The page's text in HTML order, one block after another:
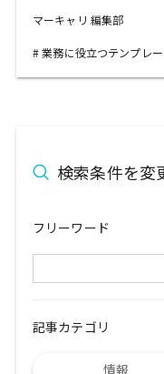
マーキャリ 編集部
業務に役立つテンプレー
検索条件を変
フリーワード
記事カテゴリ
情報